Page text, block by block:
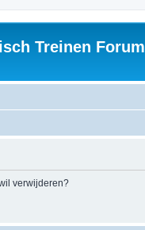
Treinen Forum
verwijderen?